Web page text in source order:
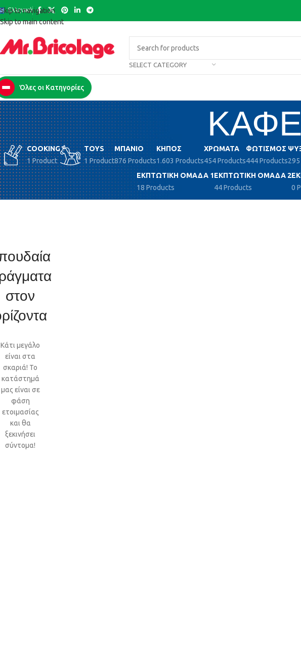
Skip to navigation
Skip to main content
Ελληνικά
SELECT CATEGORY
Όλες οι Κατηγορίες
COOKING
1 Product
TOYS
1 Product
ΜΠΆΝΙΟ
876 Products
ΚΉΠΟΣ
1.603 Products
ΧΡΏΜΑΤΑ
454 Products
ΦΩΤΙΣΜΌΣ
444 Products
ΕΚΠΤΩΤΙΚΉ ΟΜΆΔΑ 1
18 Products
ΕΚΠΤΩΤΙΚΉ ΟΜΆΔΑ 2
44 Products
0
στον
Κάτι μεγάλο
είναι στα
σκαριά! Το
κατάστημά
μας είναι σε
φάση
ετοιμασίας
και θα
ξεκινήσει
σύντομα!